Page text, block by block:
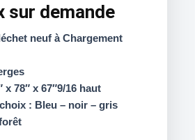
sur demande
neuf à Chargement
x 78″ x 67″9/16 haut
: Bleu – noir – gris